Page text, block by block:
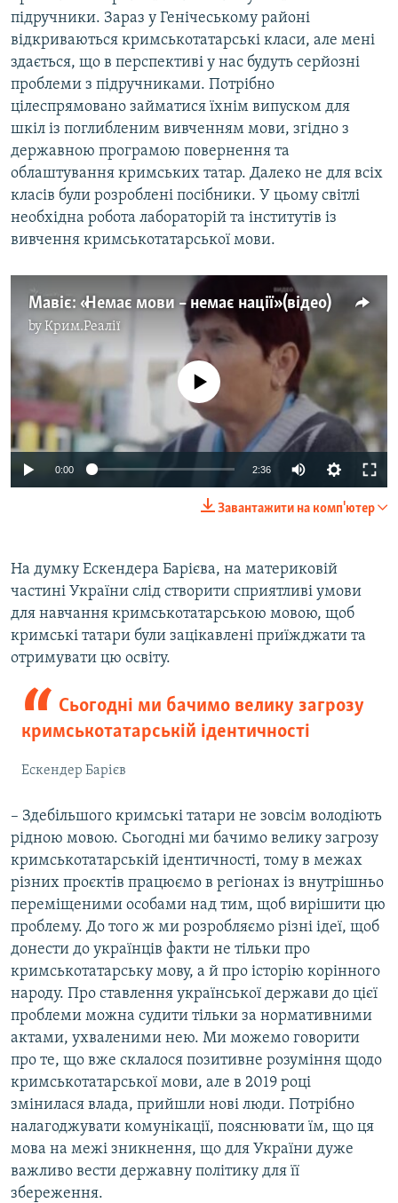
підручники. Зараз у Генічеському районі
відкриваються кримськотатарські класи, але мені
здається, що в перспективі у нас будуть серйозні
проблеми з підручниками. Потрібно
цілеспрямовано займатися їхнім випуском для
шкіл із поглибленим вивченням мови, згідно з
державною програмою повернення та
облаштування кримських татар. Далеко не для всіх
класів були розроблені посібники. У цьому світлі
необхідна робота лабораторій та інститутів із
вивчення кримськотатарської мови.
Мавіє: «Немає мови – немає нації» (відео)
byКрим.Реалії
1080p
No media source currently available
0:00 2:36
1080p
Завантажити на комп'ютер
На думку Ескендера Барієва, на материковій
частині України слід створити сприятливі умови
для навчання кримськотатарською мовою, щоб
кримські татари були зацікавлені приїжджати та
отримувати цю освіту.
Сьогодні ми бачимо велику загрозу
кримськотатарській ідентичності
Ескендер Барієв
– Здебільшого кримські татари не зовсім володіють
рідною мовою. Сьогодні ми бачимо велику загрозу
кримськотатарській ідентичності, тому в межах
різних проєктів працюємо в регіонах із внутрішньо
переміщеними особами над тим, щоб вирішити цю
проблему. До того ж ми розробляємо різні ідеї, щоб
донести до українців факти не тільки про
кримськотатарську мову, а й про історію корінного
народу. Про ставлення української держави до цієї
проблеми можна судити тільки за нормативними
актами, ухваленими нею. Ми можемо говорити
про те, що вже склалося позитивне розуміння щодо
кримськотатарської мови, але в 2019 році
змінилася влада, прийшли нові люди. Потрібно
налагоджувати комунікації, пояснювати їм, що ця
мова на межі зникнення, що для України дуже
важливо вести державну політику для її
збереження.